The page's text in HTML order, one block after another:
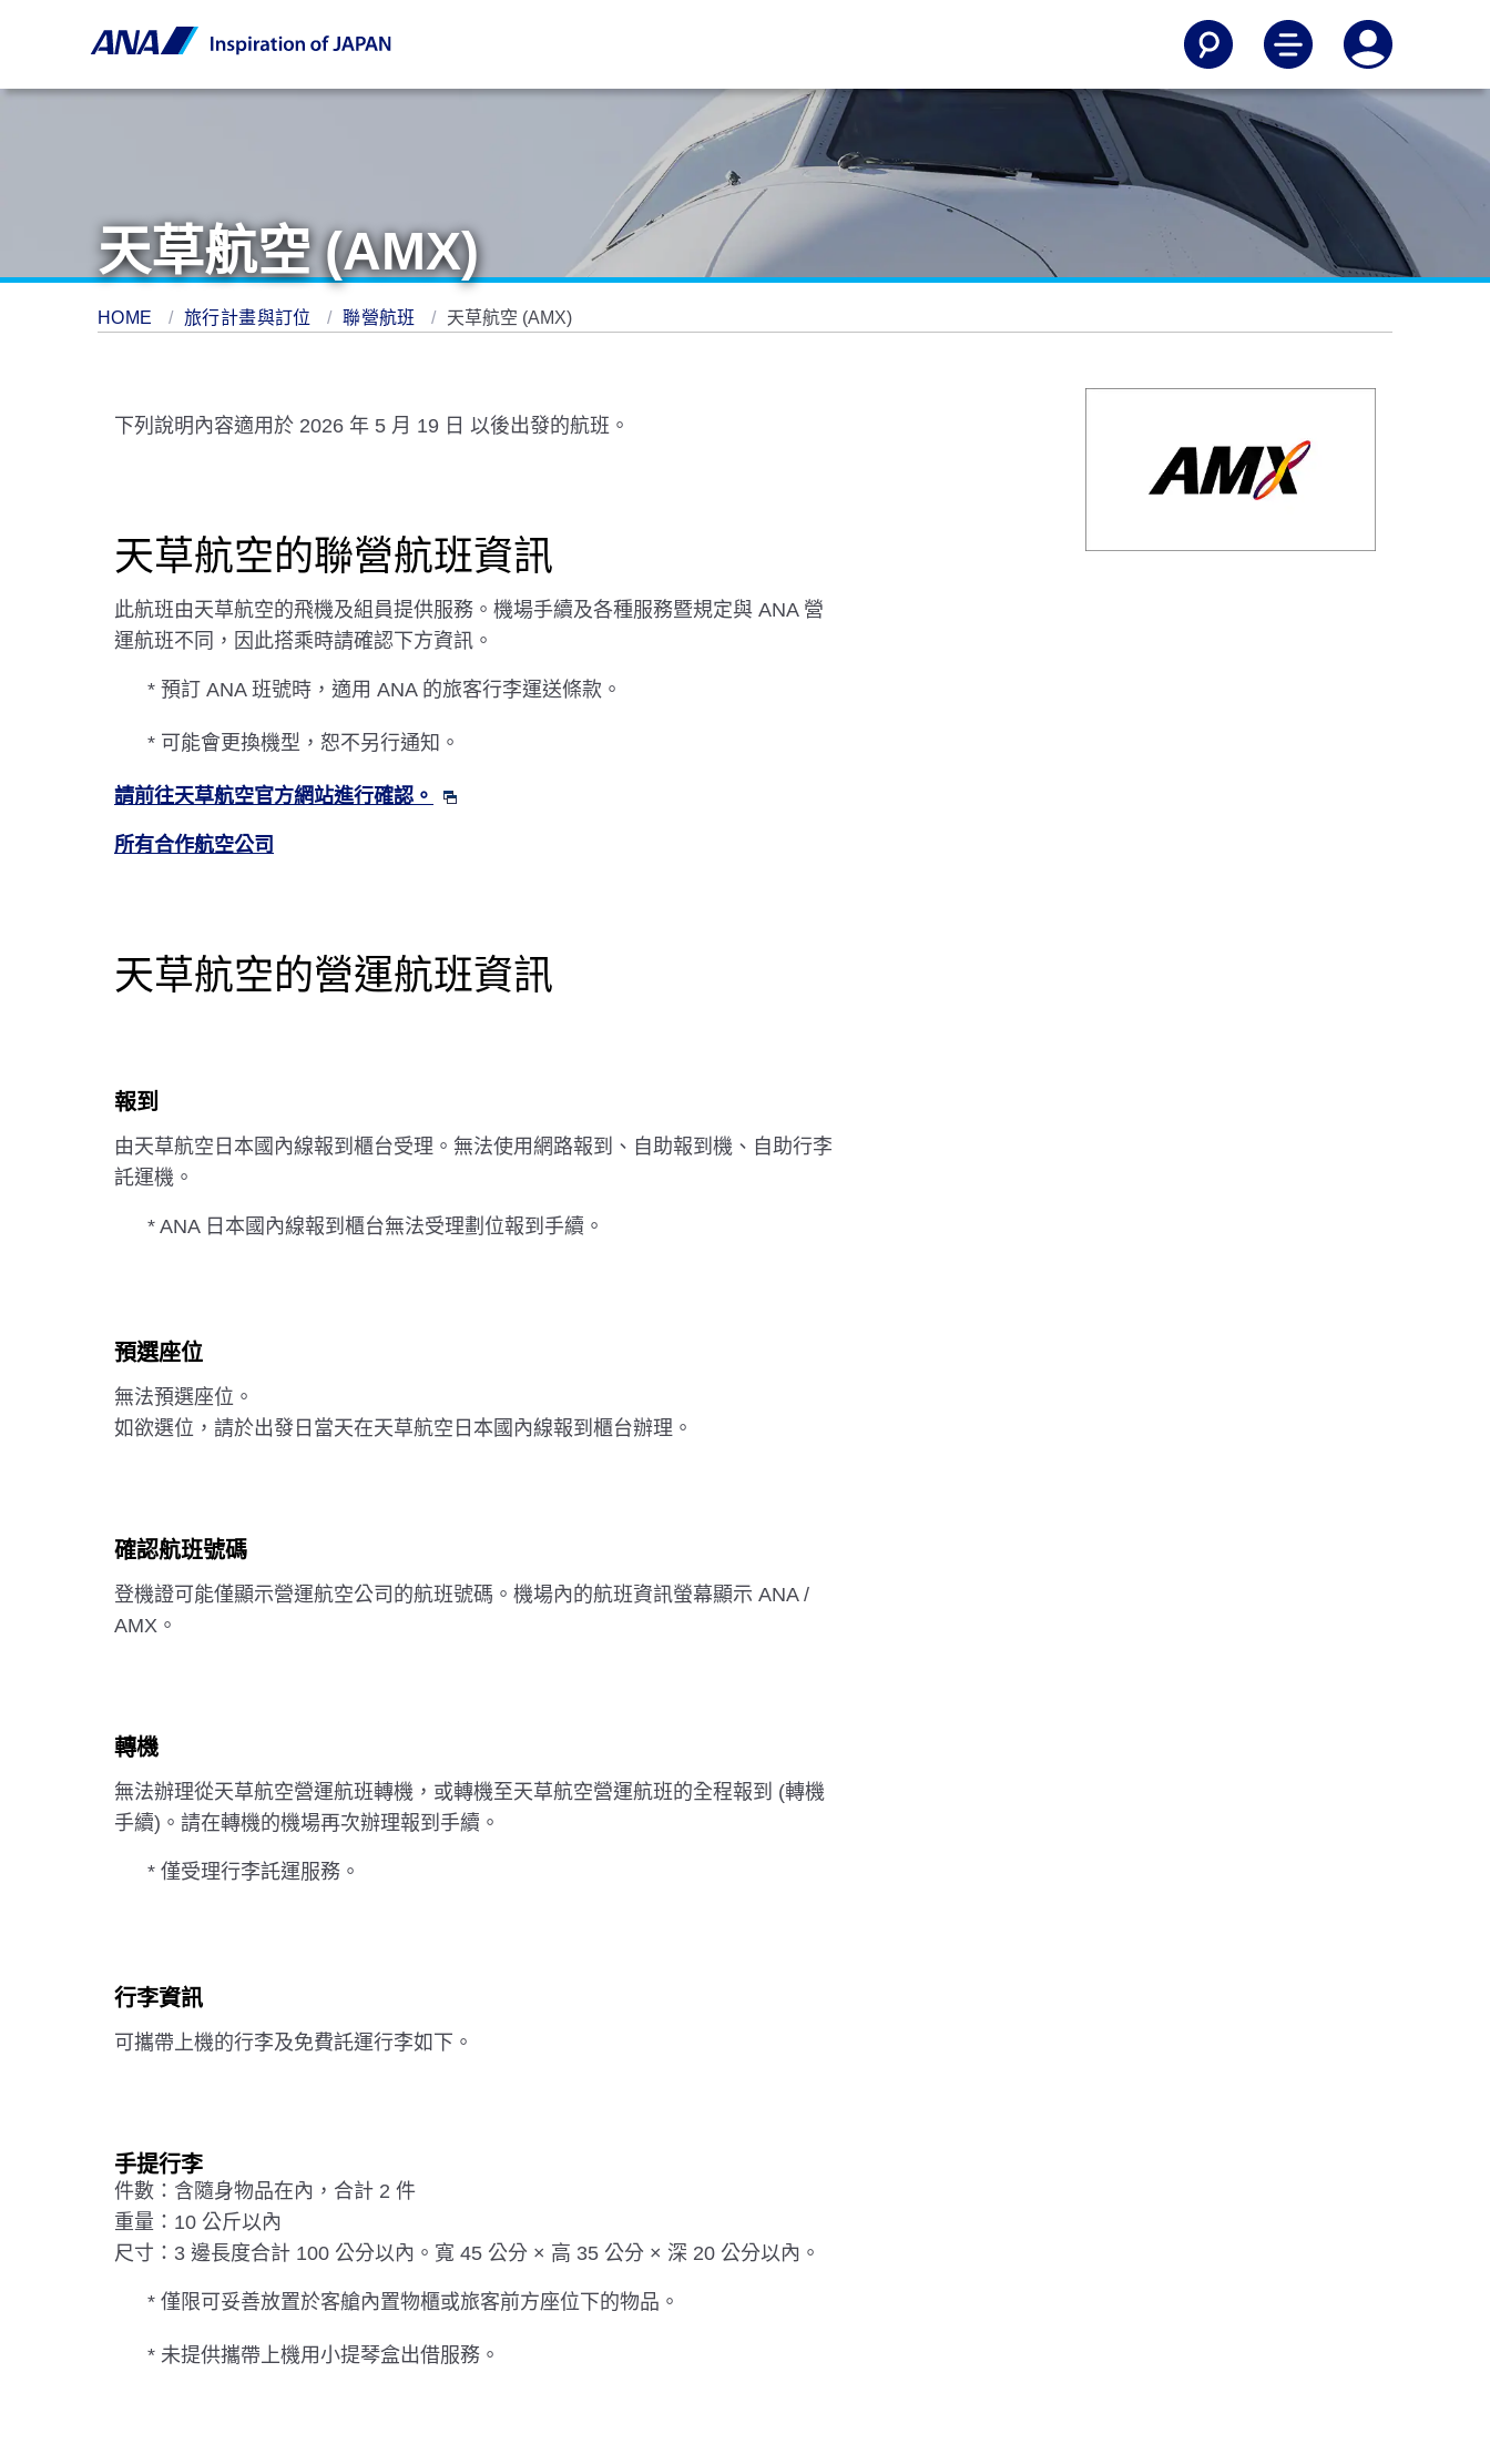
天草航空 (AMX)
HOME 旅行計畫與訂位 聯營航班 天草航空 (AMX)
下列說明內容適用於 2026 年 5 月 19 日 以後出發的航班。
天草航空的聯營航班資訊
此航班由天草航空的飛機及組員提供服務。機場手續及各種服務暨規定與 ANA 營
運航班不同，因此搭乘時請確認下方資訊。
* 預訂 ANA 班號時，適用 ANA 的旅客行李運送條款。
* 可能會更換機型，恕不另行通知。
請前往天草航空官方網站進行確認。
所有合作航空公司
天草航空的營運航班資訊
報到
由天草航空日本國內線報到櫃台受理。無法使用網路報到、自助報到機、自助行李
託運機。
* ANA 日本國內線報到櫃台無法受理劃位報到手續。
預選座位
無法預選座位。
如欲選位，請於出發日當天在天草航空日本國內線報到櫃台辦理。
確認航班號碼
登機證可能僅顯示營運航空公司的航班號碼。機場內的航班資訊螢幕顯示 ANA /
AMX。
轉機
無法辦理從天草航空營運航班轉機，或轉機至天草航空營運航班的全程報到 (轉機
手續)。請在轉機的機場再次辦理報到手續。
* 僅受理行李託運服務。
行李資訊
可攜帶上機的行李及免費託運行李如下。
手提行李
件數：含隨身物品在內，合計 2 件
重量：10 公斤以內
尺寸：3 邊長度合計 100 公分以內。寬 45 公分 × 高 35 公分 × 深 20 公分以內。
* 僅限可妥善放置於客艙內置物櫃或旅客前方座位下的物品。
* 未提供攜帶上機用小提琴盒出借服務。